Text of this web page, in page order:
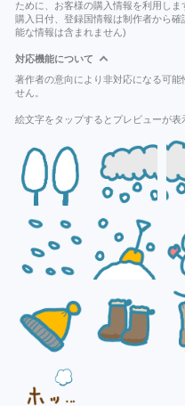
ために、お客様の購入情報を利用しま
購入日付、登録国情報は制作者から
能な情報は含まれません)
対応機能について
著作者の意向により非対応になる可
せん。
絵文字をタップするとプレビューが表